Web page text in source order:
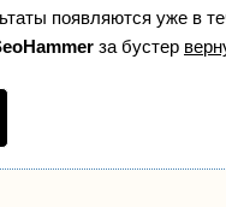
появляются уже в
за бустер